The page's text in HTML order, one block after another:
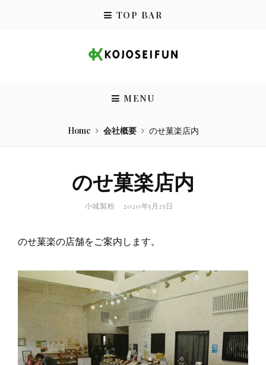
TOP BAR
MENU
Home 会社概要 のせ菓楽店内
のせ菓楽店内
BY
小城製粉
POSTED
2020年5月25日
のせ菓楽の店舗をご案内します。